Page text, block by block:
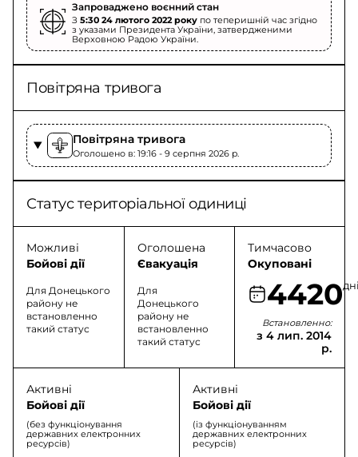
Запроваджено воєнний стан
З 5:30 24 лютого 2022 року по теперишній час згідно
з указами Президента України, затвердженими
Верховною Радою України.
Повітряна тривога
Повітряна тривога
Оголошено в: 19:16 - 9 серпня 2026 p.
Статус територіальної одиниці
Можливі
Бойові дії
Для Донецького
району не
встановленно
такий статус
Оголошена
Євакуація
Для
Донецького
району не
встановленно
такий статус
Тимчасово
Окуповані
4420
Встановленно:
з 4 лип. 2014
р.
Активні
Бойові дії
(без функціонування
державних електронних
ресурсів)
Активні
Бойові дії
(із функціонуванням
державних електронних
ресурсів)